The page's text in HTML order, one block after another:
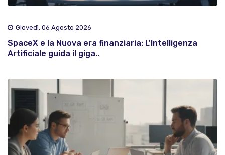
Giovedì, 06 Agosto 2026
SpaceX e la Nuova era finanziaria: L'Intelligenza
Artificiale guida il giga..